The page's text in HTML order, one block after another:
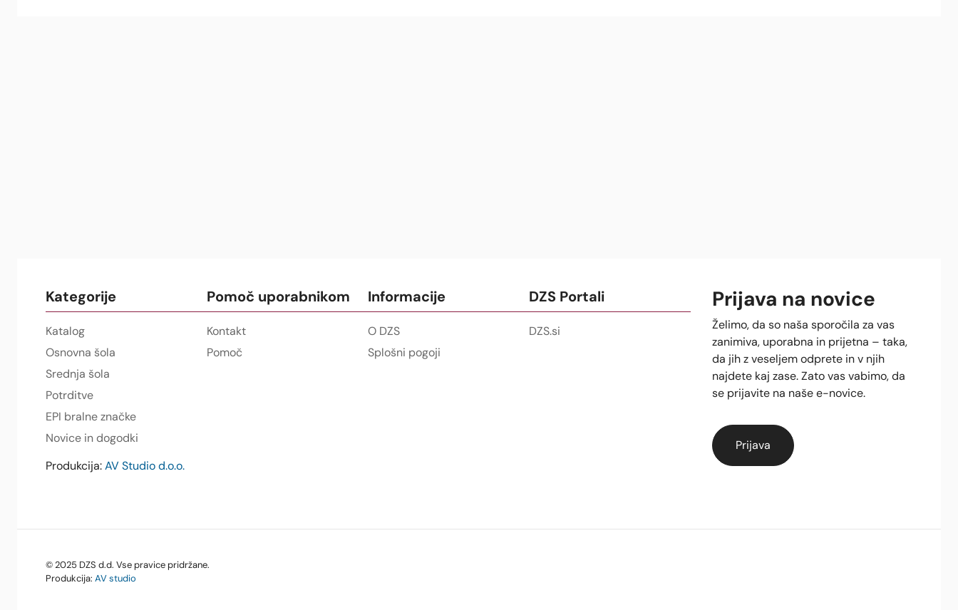
Kategorije
Katalog
Osnovna šola
Srednja šola
Potrditve
EPI bralne značke
Novice in dogodki
Pomoč uporabnikom
Kontakt
Pomoč
Informacije
O DZS
Splošni pogoji
DZS Portali
DZS.si
Produkcija: AV Studio d.o.o.
Prijava na novice
Želimo, da so naša sporočila za vas
zanimiva, uporabna in prijetna – taka,
da jih z veseljem odprete in v njih
najdete kaj zase. Zato vas vabimo, da
se prijavite na naše e-novice.
© 2025 DZS d.d. Vse pravice pridržane.
Produkcija: AV studio